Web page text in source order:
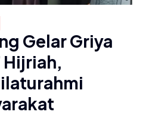
Gelar Griya
Hijriah,